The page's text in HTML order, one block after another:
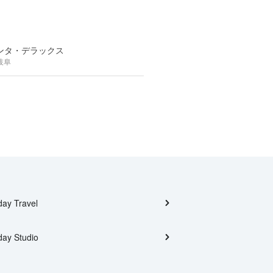
タ・デラックス
阜
Travel
Studio